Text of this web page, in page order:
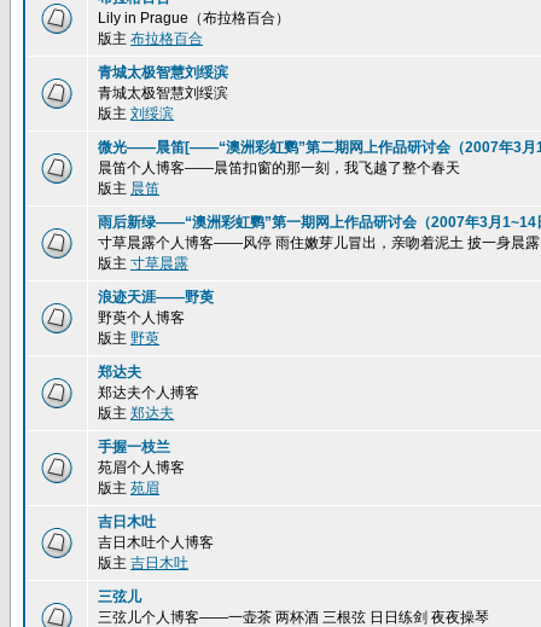
Lily in Prague（布拉格百合）
版主 布拉格百合
青城太极智慧刘绥滨
青城太极智慧刘绥滨
版主 刘绥滨
微光——晨笛[——“澳洲彩虹鹦”第二期网上作品研讨会（2007年3月
晨笛个人博客——晨笛扣窗的那一刻，我飞越了整个春天
版主 晨笛
雨后新绿——“澳洲彩虹鹦”第一期网上作品研讨会（2007年3月1~14
寸草晨露个人博客——风停 雨住嫩芽儿冒出，亲吻着泥土 披一身晨
版主 寸草晨露
浪迹天涯——野萸
野萸个人博客
版主 野萸
郑达夫
郑达夫个人搏客
版主 郑达夫
手握一枝兰
苑眉个人博客
版主 苑眉
吉日木吐
吉日木吐个人博客
版主 吉日木吐
三弦儿
三弦儿个人博客——一壶茶 两杯酒 三根弦 日日练剑 夜夜操琴